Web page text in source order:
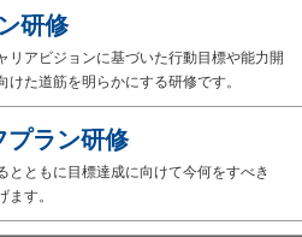
ン研修
リアビジョンに基づいた行動目標や能力開
た道筋を明らかにする研修です。
プラン研修
とともに目標達成に向けて今何をすべき
す。